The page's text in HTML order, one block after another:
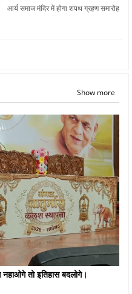
आर्य समाज मंदिर में होगा शपथ ग्रहण समारोह
Show more
तो इतिहास बदलोगे।